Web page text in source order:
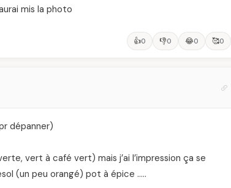
mis la photo
👍0 👎0 😂0 🥰0
dépanner)
vert à café vert) mais j’ai l’impression ça se
(un peu orangé) pot à épice …..